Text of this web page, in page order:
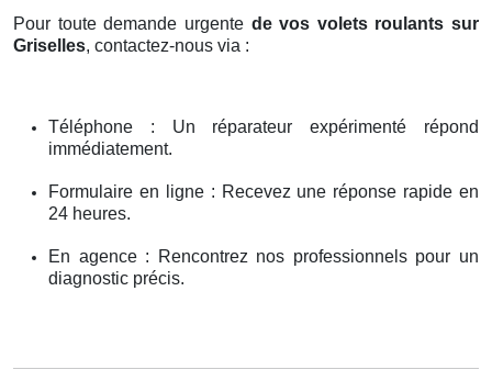
Pour toute demande urgente de vos volets roulants sur
Griselles, contactez-nous via :
Téléphone : Un réparateur expérimenté répond
immédiatement.
Formulaire en ligne : Recevez une réponse rapide en
24 heures.
En agence : Rencontrez nos professionnels pour un
diagnostic précis.